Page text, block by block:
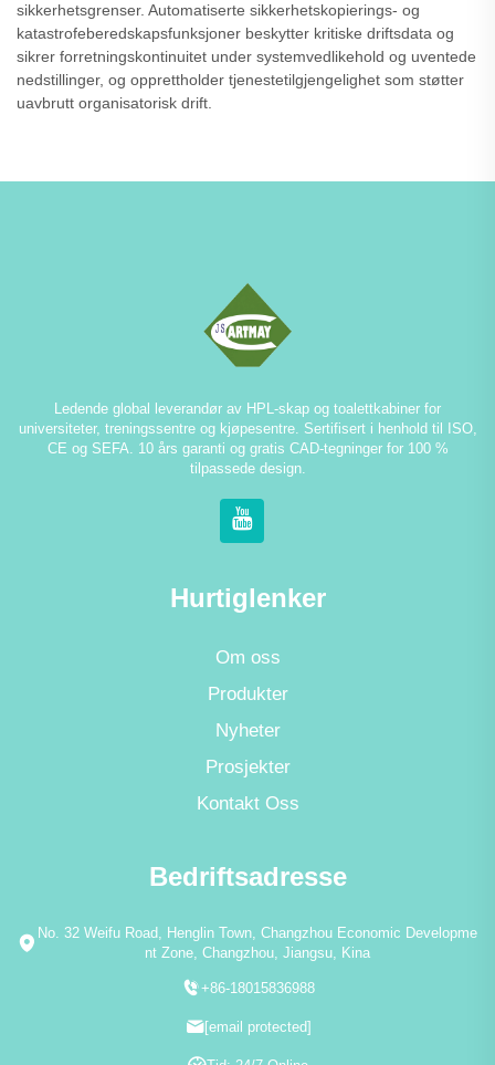
sikkerhetsgrenser. Automatiserte sikkerhetskopierings- og
katastrofeberedskapsfunksjoner beskytter kritiske driftsdata og
sikrer forretningskontinuitet under systemvedlikehold og uventede
nedstillinger, og opprettholder tjenestetilgjengelighet som støtter
uavbrutt organisatorisk drift.
Ledende global leverandør av HPL-skap og toalettkabiner for
universiteter, treningssentre og kjøpesentre. Sertifisert i henhold til ISO,
CE og SEFA. 10 års garanti og gratis CAD-tegninger for 100 %
tilpassede design.
Hurtiglenker
Om oss
Produkter
Nyheter
Prosjekter
Kontakt Oss
Bedriftsadresse
No. 32 Weifu Road, Henglin Town, Changzhou Economic Developme
nt Zone, Changzhou, Jiangsu, Kina
+86-18015836988
[email protected]